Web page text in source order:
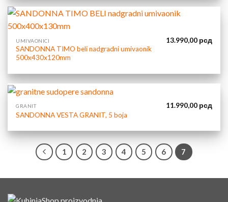
UMIVAONICI
SANDONNA TIMO beli nadgradni umivaonik
500x430x120mm
13.990,00 рсд
GRANIT
SANDONNA VESTA GRANIT, 5 boja
11.990,00 рсд
1 2 3 4 5 6 7